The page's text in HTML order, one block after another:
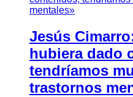
Jesús
hubiera dado
tendríamos
trastornos